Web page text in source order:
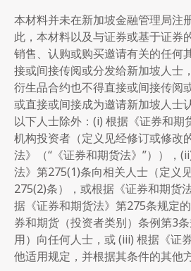
本材料并未在新加坡金融管理局注
此，本材料以及与证券或基于证券
销售、认购或购买邀请有关的任何
接或间接传阅或分发给新加坡人士
衍生品合约也不得直接或间接传阅
或直接或间接成为邀请新加坡人士
以下人士除外：(i) 根据《证券和期
机构投资者（定义见经修订或修改
法》（“《证券和期货法》”）），
法》第275(1)条向相关人士（定义
275(2)条），或根据《证券和期货
据《证券和期货法》第275条规定
券和期货（投资者类别）条例第3
用）向任何人士，或 (iii) 根据《证
他适用规定，并根据其条件的其他方